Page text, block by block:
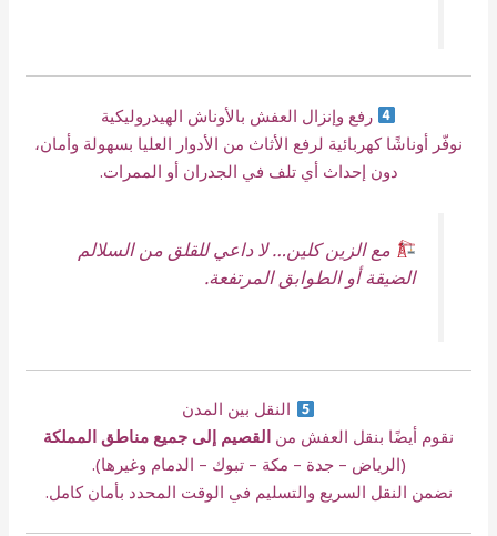
رفع وإنزال العفش بالأوناش الهيدروليكية
نوفّر أوناشًا كهربائية لرفع الأثاث من الأدوار العليا بسهولة وأمان،
دون إحداث أي تلف في الجدران أو الممرات.
مع الزين كلين… لا داعي للقلق من السلالم
الضيقة أو الطوابق المرتفعة.
النقل بين المدن
نقوم أيضًا بنقل العفش من القصيم إلى جميع مناطق المملكة
(الرياض – جدة – مكة – تبوك – الدمام وغيرها).
نضمن النقل السريع والتسليم في الوقت المحدد بأمان كامل.